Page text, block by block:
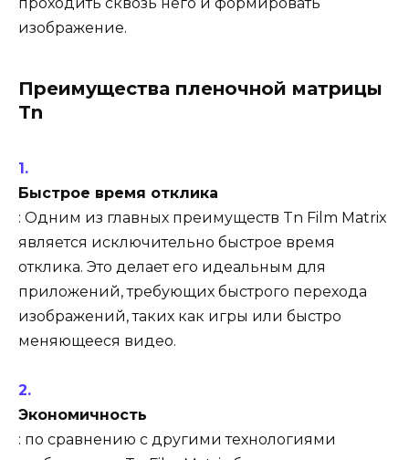
изображение.
Преимущества пленочной матрицы
Tn
Быстрое время отклика
: Одним из главных преимуществ Tn Film Matrix
является исключительно быстрое время
отклика. Это делает его идеальным для
приложений, требующих быстрого перехода
изображений, таких как игры или быстро
меняющееся видео.
Экономичность
: по сравнению с другими технологиями